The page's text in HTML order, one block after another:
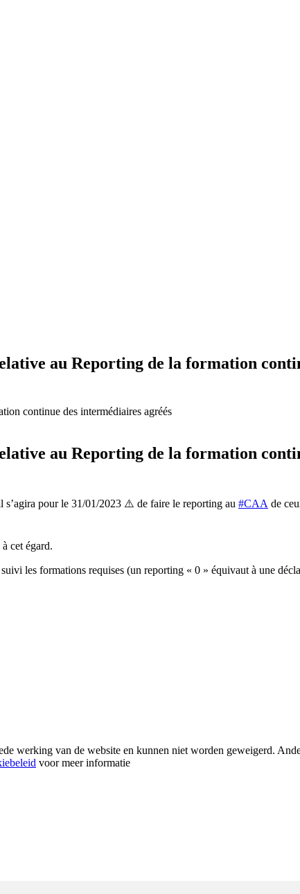
au Reporting de la formation
continue des intermédiaires agréés
au Reporting de la formation
s’agira pour le 31/01/2023 ⚠️ de faire le reporting au #CAA de
cet égard.
les formations requises (un reporting « 0 » équivaut à une
werking van de website en kunnen niet worden geweigerd.
voor meer informatie